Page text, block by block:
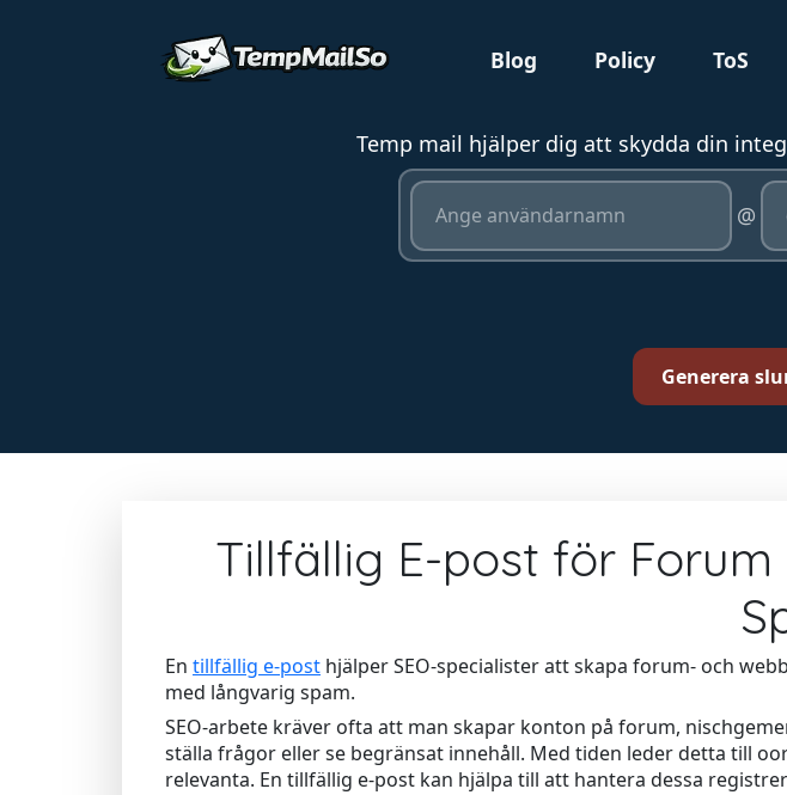
Blog Policy ToS
Temp mail hjälper dig att skydda din
@
Generera
Tillfällig E-post för
En tillfällig e-post hjälper SEO-specialister att skapa forum- och
med långvarig spam.
SEO-arbete kräver ofta att man skapar konton på forum,
ställa frågor eller se begränsat innehåll. Med tiden leder detta till
relevanta. En tillfällig e-post kan hjälpa till att hantera dessa